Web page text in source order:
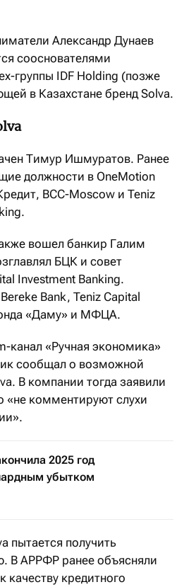
Александр Дунаев
сооснователями
группы IDF Holding (позже
в Казахстане бренд Solva.
Тимур Ишмуратов. Ранее
должности в OneMotion
BCC-Moscow и Teniz
вошел банкир Галим
БЦК и совет
Investment Banking.
Bank, Teniz Capital
«Даму» и МФЦА.
канал «Ручная экономика»
сообщал о возможной
В компании тогда заявили
«не комментируют слухи
2025 год
убытком
пытается получить
В АРРФР ранее объясняли
кредитного